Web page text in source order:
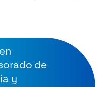
de
y